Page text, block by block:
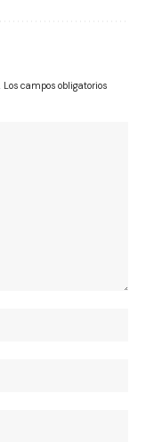
Los campos obligatorios